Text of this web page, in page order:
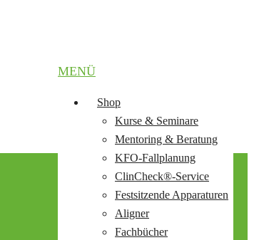
MENÜ
Shop
Kurse & Seminare
Mentoring & Beratung
KFO-Fallplanung
ClinCheck®-Service
Festsitzende Apparaturen
Aligner
Fachbücher